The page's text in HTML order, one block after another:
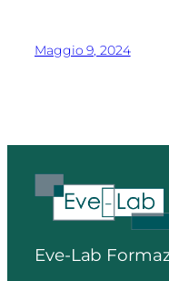
Maggio 9, 2024
Eve-Lab